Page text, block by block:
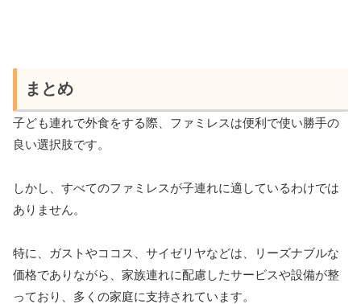
まとめ
子ども連れで外食をする際、ファミレスは便利で使い勝手の
良い選択肢です。
しかし、すべてのファミレスが子連れに適しているわけでは
ありません。
特に、ガストやココス、サイゼリヤなどは、リーズナブルな
価格でありながら、家族連れに配慮したサービスや設備が整
っており、多くの家庭に支持されています。